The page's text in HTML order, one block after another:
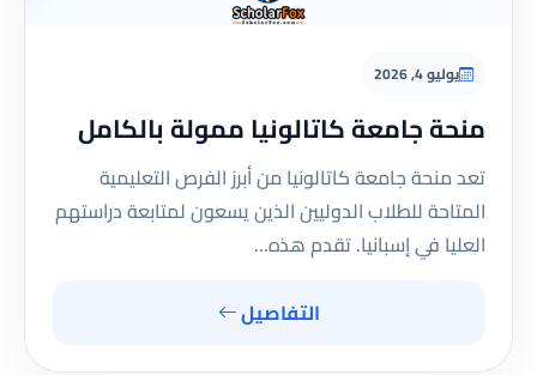
يوليو 4, 2026
منحة جامعة كاتالونيا ممولة بالكامل
تعد منحة جامعة كاتالونيا من أبرز الفرص التعليمية
المتاحة للطلاب الدوليين الذين يسعون لمتابعة دراستهم
العليا في إسبانيا. تقدم هذه…
التفاصيل